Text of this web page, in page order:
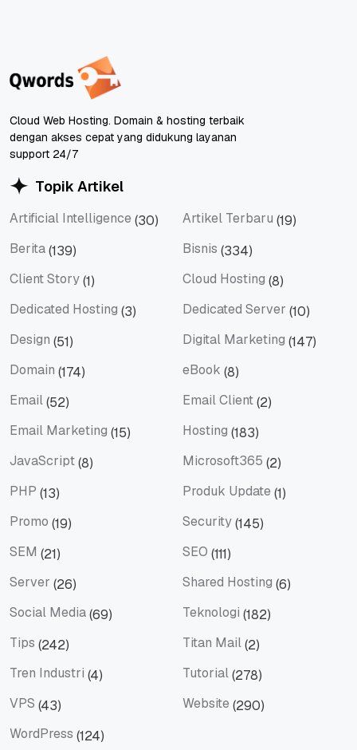
Cloud Web Hosting. Domain & hosting terbaik
dengan akses cepat yang didukung layanan
support 24/7
Topik Artikel
Artificial Intelligence (30) Artikel Terbaru (19)
Berita(139) Bisnis (334)
Client Story(1) Cloud Hosting (8)
Dedicated Hosting (3) Dedicated Server (10)
Design (51) Digital Marketing (147)
Domain (174) eBook (8)
Email(52) Email Client(2)
Email Marketing (15) Hosting (183)
JavaScript(8) Microsoft365 (2)
PHP (13) Produk Update (1)
Promo (19) Security(145)
SEM (21) SEO (111)
Server (26) Shared Hosting (6)
Social Media(69) Teknologi (182)
Tips (242) Titan Mail(2)
Tren Industri (4) Tutorial(278)
VPS (43) Website (290)
WordPress (124)